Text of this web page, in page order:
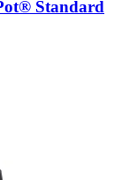
Standard